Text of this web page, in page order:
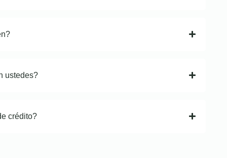
ustedes?
crédito?